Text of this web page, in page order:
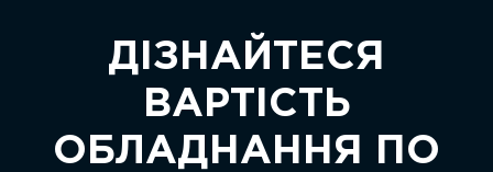
ДІЗНАЙТЕСЯ
ВАРТІСТЬ
ОБЛАДНАННЯ ПО